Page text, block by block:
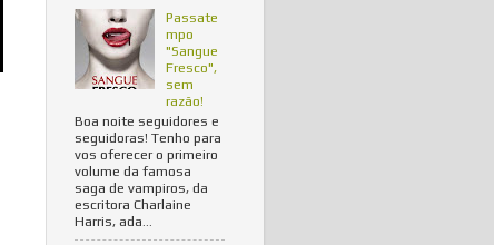
Passate
mpo
"Sangue
Fresco",
sem
razão!
Boa noite seguidores e
seguidoras! Tenho para
vos oferecer o primeiro
volume da famosa
saga de vampiros, da
escritora Charlaine
Harris, ada...